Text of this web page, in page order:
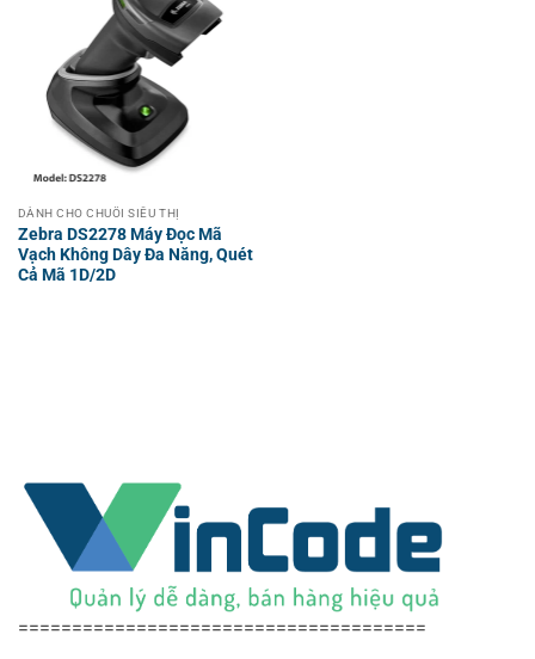
DÀNH CHO CHUỖI SIÊU THỊ
Zebra DS2278 Máy Đọc Mã
Vạch Không Dây Đa Năng, Quét
Cả Mã 1D/2D
======================================